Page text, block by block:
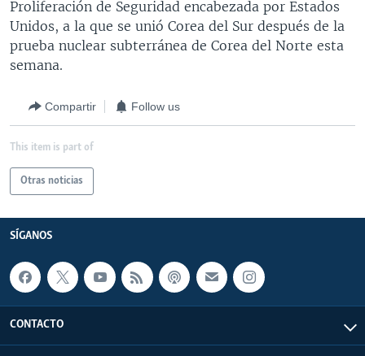
Proliferación de Seguridad encabezada por Estados
Unidos, a la que se unió Corea del Sur después de la
prueba nuclear subterránea de Corea del Norte esta
semana.
Compartir Follow us
This item is part of
Otras noticias
SÍGANOS
CONTACTO